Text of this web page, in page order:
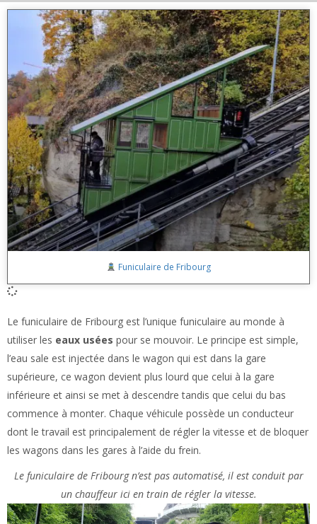
Funiculaire de Fribourg
Le funiculaire de Fribourg est l’unique funiculaire au monde à
utiliser les eaux usées pour se mouvoir. Le principe est simple,
l’eau sale est injectée dans le wagon qui est dans la gare
supérieure, ce wagon devient plus lourd que celui à la gare
inférieure et ainsi se met à descendre tandis que celui du bas
commence à monter. Chaque véhicule possède un conducteur
dont le travail est principalement de régler la vitesse et de bloquer
les wagons dans les gares à l’aide du frein.
Le funiculaire de Fribourg n’est pas automatisé, il est conduit par
un chauffeur ici en train de régler la vitesse.